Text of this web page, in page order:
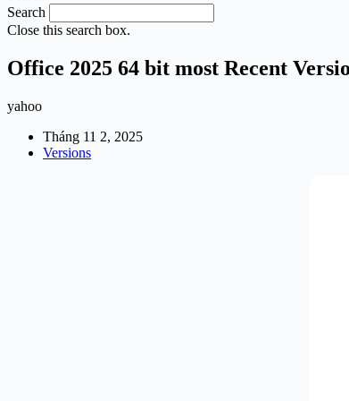
Search
Close this search box.
Office 2025 64 bit most Recent
yahoo
Tháng 11 2, 2025
Versions